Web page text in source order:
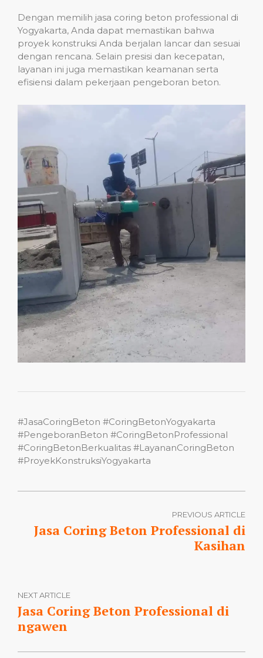
Dengan memilih jasa coring beton professional di
Yogyakarta, Anda dapat memastikan bahwa
proyek konstruksi Anda berjalan lancar dan sesuai
dengan rencana. Selain presisi dan kecepatan,
layanan ini juga memastikan keamanan serta
efisiensi dalam pekerjaan pengeboran beton.
#JasaCoringBeton #CoringBetonYogyakarta
#PengeboranBeton #CoringBetonProfessional
#CoringBetonBerkualitas #LayananCoringBeton
#ProyekKonstruksiYogyakarta
PREVIOUS ARTICLE
Jasa Coring Beton Professional di
Kasihan
NEXT ARTICLE
Jasa Coring Beton Professional di
ngawen